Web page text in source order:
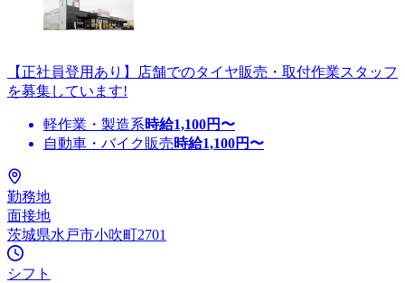
【正社員登用あり】店舗でのタイヤ販売・取付作業スタッフ
を募集しています!
軽作業・製造系時給1,100円〜
自動車・バイク販売時給1,100円〜
勤務地
面接地
茨城県水戸市小吹町2701
シフト